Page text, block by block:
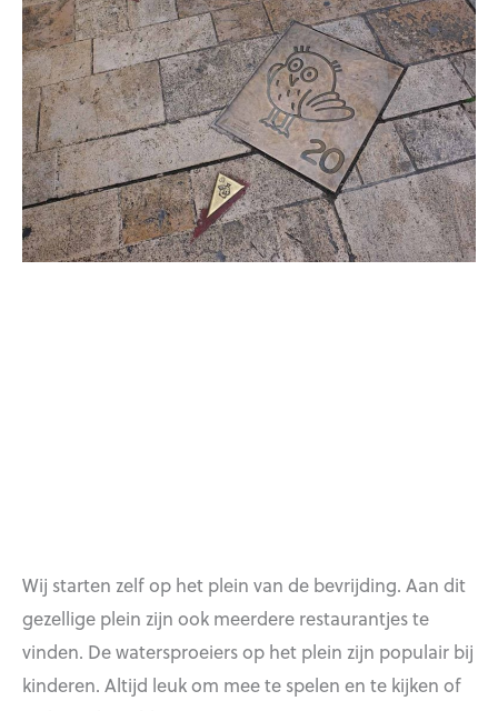
Wij starten zelf op het plein van de bevrijding. Aan dit
gezellige plein zijn ook meerdere restaurantjes te
vinden. De watersproeiers op het plein zijn populair bij
kinderen. Altijd leuk om mee te spelen en te kijken of